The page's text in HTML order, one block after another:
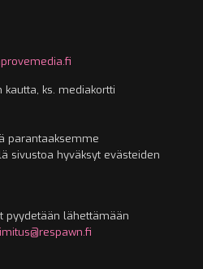
kautta, ks. mediakortti
parantaaksemme
sivustoa hyväksyt evästeiden
pyydetään lähettämään